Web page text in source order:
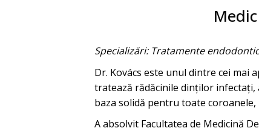
Specializări: Tratamente
Dr. Kovács este unul dintre cei mai
tratează rădăcinile dinților infectați,
baza solidă pentru toate
A absolvit Facultatea de Medicină